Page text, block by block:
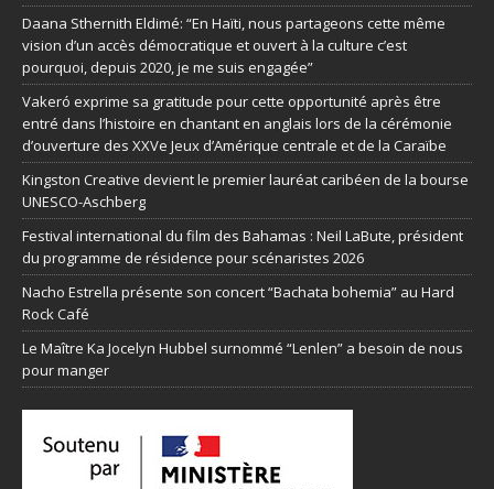
Daana Sthernith Eldimé: “En Haïti, nous partageons cette même
vision d’un accès démocratique et ouvert à la culture c’est
pourquoi, depuis 2020, je me suis engagée”
Vakeró exprime sa gratitude pour cette opportunité après être
entré dans l’histoire en chantant en anglais lors de la cérémonie
d’ouverture des XXVe Jeux d’Amérique centrale et de la Caraïbe
Kingston Creative devient le premier lauréat caribéen de la bourse
UNESCO-Aschberg
Festival international du film des Bahamas : Neil LaBute, président
du programme de résidence pour scénaristes 2026
Nacho Estrella présente son concert “Bachata bohemia” au Hard
Rock Café
Le Maître Ka Jocelyn Hubbel surnommé “Lenlen” a besoin de nous
pour manger